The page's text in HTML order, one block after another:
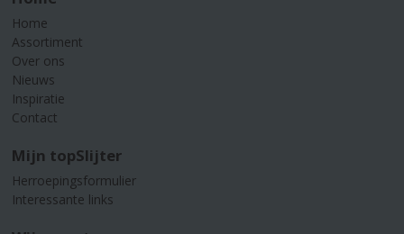
Home
Assortiment
Over ons
Nieuws
Inspiratie
Contact
Mijn topSlijter
Herroepingsformulier
Interessante links